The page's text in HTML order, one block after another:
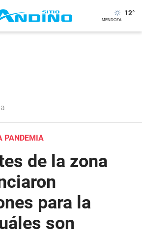
12°
PANDEMIA
de la zona
para la
son